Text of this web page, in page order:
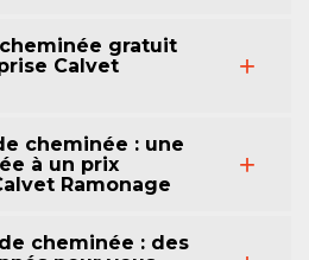
gratuit
Calvet
cheminée : une
à un prix
Ramonage
cheminée : des